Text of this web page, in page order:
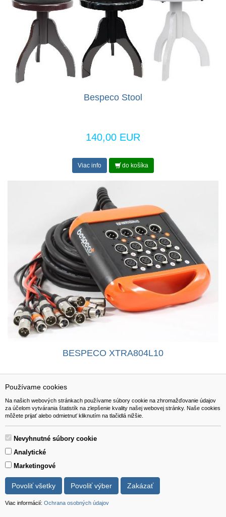
Používame cookies
Na našich webových stránkach používame súbory cookie na zhromažďovanie údajov
za účelom vytvárania štatistík na zlepšenie kvality našej webovej stránky. Naše cookies
môžete prijať alebo odmietnuť kliknutím na tlačidlá nižšie.
Nevyhnutné súbory cookie
Analytické
Marketingové
Povoliť všetky Povoliť výber Zakázať
Viac informácií: Ochrana osobných údajov
Bespeco Stool
140,00 EUR
Viac info do košíka
BESPECO XTRA804L10